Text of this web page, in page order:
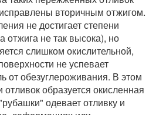
вторичным отжигом.
не достигает степени
отжига не так высока), но
слишком окислительной,
не успевает
от обезуглероживания. В этом
образуется окисленная
одевает отливку и